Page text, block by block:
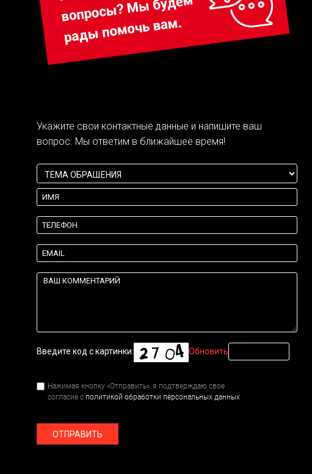
Укажите свои контактные данные и напишите ваш
вопрос. Мы ответим в ближайшее время!
Введите код с картинки: Обновить
Нажимая кнопку «Отправить», я подтверждаю свое
согласие с политикой обработки персональных данных
ОТПРАВИТЬ